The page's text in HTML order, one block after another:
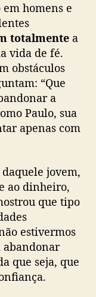
homens e
totalmente a
vida de fé.
obstáculos
“Que
a
Paulo, sua
apenas com
jovem,
ao dinheiro,
que tipo
estivermos
abandonar
que seja, que